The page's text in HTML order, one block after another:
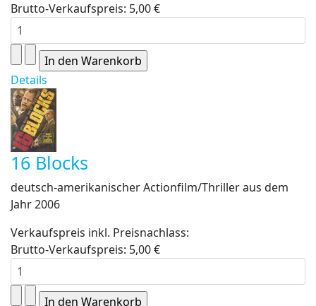
Brutto-Verkaufspreis: 5,00 €
Details
16 Blocks
deutsch-amerikanischer Actionfilm/Thriller aus dem
Jahr 2006
Verkaufspreis inkl. Preisnachlass:
Brutto-Verkaufspreis: 5,00 €